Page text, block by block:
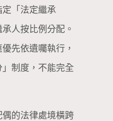
「法定繼承
人按比例分配。
先依遺囑執行，
制度，不能完全
的法律處境橫跨